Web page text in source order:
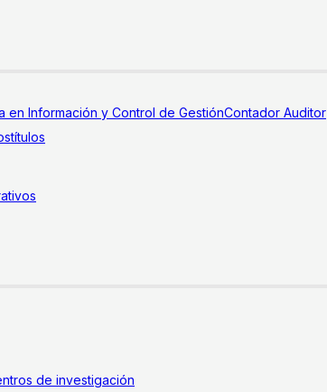
en Información y Control de GestiónContador Auditor
de investigación